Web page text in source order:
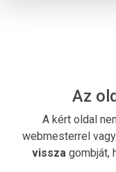
Az
A kért oldal
webmesterrel
vissza gombját,